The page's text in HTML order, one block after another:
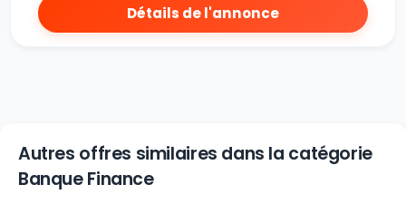
Détails de l'annonce
Autres offres similaires dans la catégorie
Banque Finance